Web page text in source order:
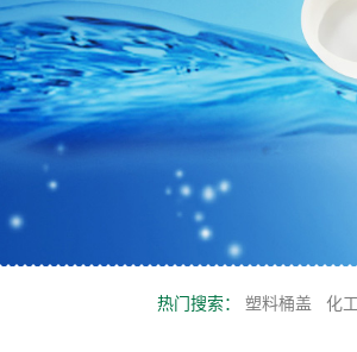
热门搜索： 塑料桶盖 化